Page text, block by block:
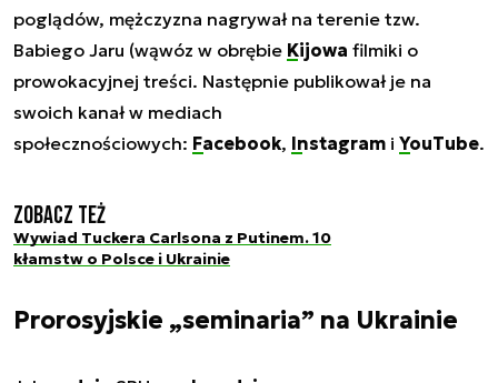
poglądów, mężczyzna nagrywał na terenie tzw.
Babiego Jaru (wąwóz w obrębie Kijowa filmiki o
prowokacyjnej treści. Następnie publikował je na
swoich kanał w mediach
społecznościowych: Facebook, Instagram i YouTube.
Zobacz też
Wywiad Tuckera Carlsona z Putinem. 10
kłamstw o Polsce i Ukrainie
Prorosyjskie „seminaria” na Ukrainie